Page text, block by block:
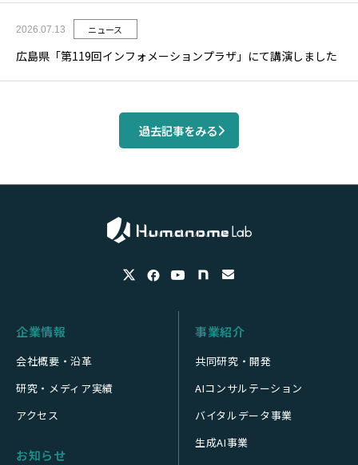
2026.07.13 ニュース
広島県「第119回インフォメーションプラザ」にて講演しました
過去記事をみる
企業情報
会社概要・沿革
研究・メディア実績
アクセス
お知らせ
事業紹介
共同研究・開発
AIコンサルテーション
バイタルデータ事業
生成AI事業